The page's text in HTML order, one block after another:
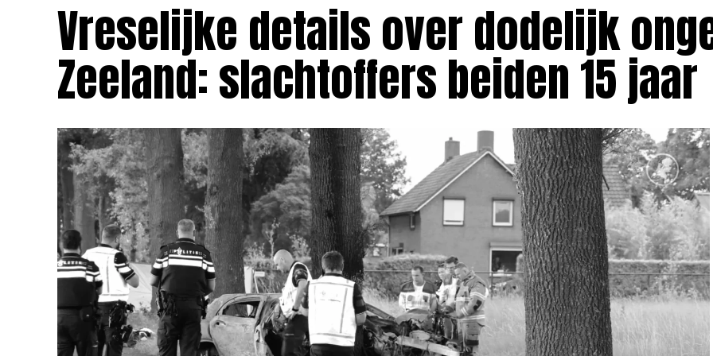
Vreselijke details over dodelijk
Zeeland: slachtoffers beiden 15 jaar